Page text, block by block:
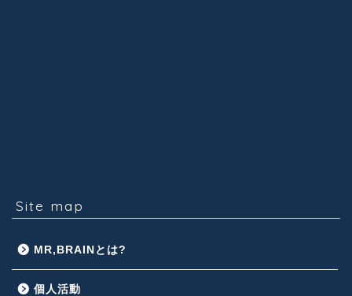
Site map
MR,BRAINとは?
個人活動